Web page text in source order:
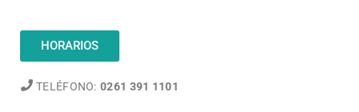
HORARIOS
TELÉFONO: 0261 391 1101